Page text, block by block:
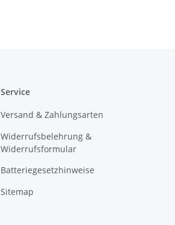
Service
Versand & Zahlungsarten
Widerrufsbelehrung &
Widerrufsformular
Batteriegesetzhinweise
Sitemap